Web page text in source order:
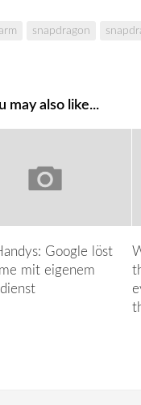
snapdragon
may also like...
Google löst
mit eigenem